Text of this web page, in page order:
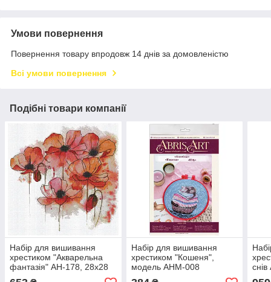
Умови повернення
Повернення товару впродовж 14 днів за домовленістю
Всі умови повернення
Подібні товари компанії
Набір для вишивання
хрестиком "Акварельна
фантазія" AH-178, 28х28
см Love&Life -online-
Набір для вишивання
хрестиком "Кошеня",
модель AHM-008
Love&Life -online-
см